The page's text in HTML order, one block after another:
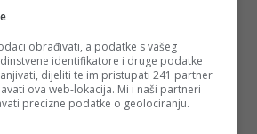
obrađivati, a podatke s vašeg
identifikatore i druge podatke
dijeliti te im pristupati 241 partner
ova web-lokacija. Mi i naši partneri
precizne podatke o geolociranju.